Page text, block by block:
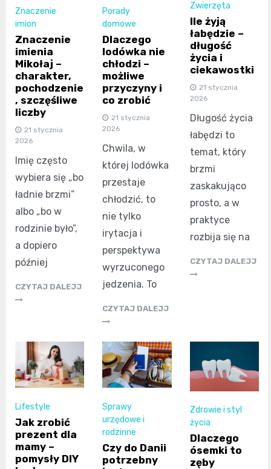
Znaczenie
imion
Znaczenie
imienia
Mikołaj –
charakter,
pochodzenie
, szczęśliwe
liczby
21 stycznia
2026
Imię często
wybiera się „bo
ładnie brzmi”
albo „bo w
rodzinie było”,
a dopiero
później
CZYTAJ DALEJJ
Porady
domowe
Dlaczego
lodówka nie
chłodzi –
możliwe
przyczyny i
co zrobić
21 stycznia
2026
Chwila, w
której lodówka
przestaje
chłodzić, to
nie tylko
irytacja i
perspektywa
wyrzuconego
jedzenia. To
CZYTAJ DALEJJ
Zwierzęta
Ile żyją
łabędzie –
długość
życia i
ciekawostki
21 stycznia
2026
Długość życia
łabędzi to
temat, który
brzmi
zaskakująco
prosto, a w
praktyce
rozbija się na
CZYTAJ DALEJJ
Lifestyle
Jak zrobić
prezent dla
mamy –
pomysły DIY
Sprawy
urzędowe i
rodzinne
Czy do Danii
potrzebny
Zdrowie i styl
życia
Dlaczego
ósemki to
zęby